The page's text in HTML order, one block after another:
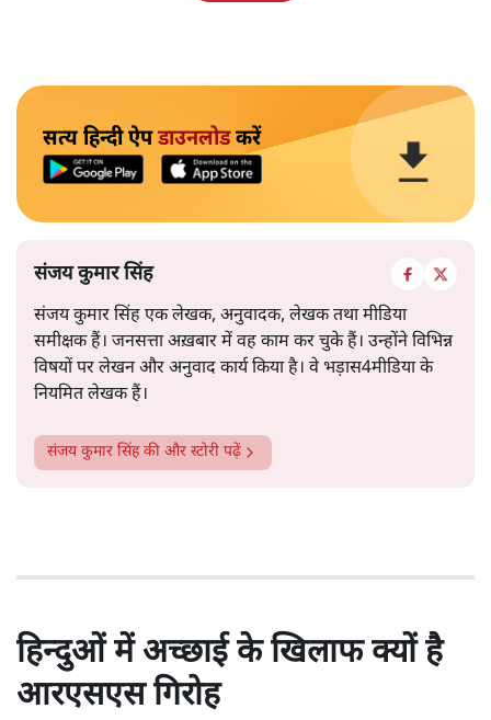
सत्य हिन्दी ऐपडाउनलोडकरें
संजय कुमार सिंह
संजय कुमार सिंह एक लेखक, अनुवादक, लेखक तथा मीडिया
समीक्षक हैं। जनसत्ता अख़बार में वह काम कर चुके हैं। उन्होंने विभिन्न
विषयों पर लेखन और अनुवाद कार्य किया है। वे भड़ास4मीडिया के
नियमित लेखक हैं।
संजय कुमार सिंहकी और स्टोरी पढ़ें
हिन्दुओं में अच्छाई के खिलाफ क्यों है
आरएसएस गिरोह